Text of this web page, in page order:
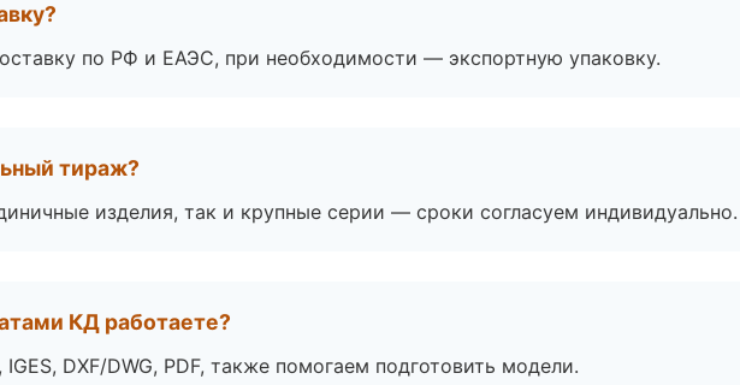
по РФ и ЕАЭС, при необходимости — экспортную упаковку.
тираж?
изделия, так и крупные серии — сроки согласуем индивидуально.
КД работаете?
DXF/DWG, PDF, также помогаем подготовить модели.